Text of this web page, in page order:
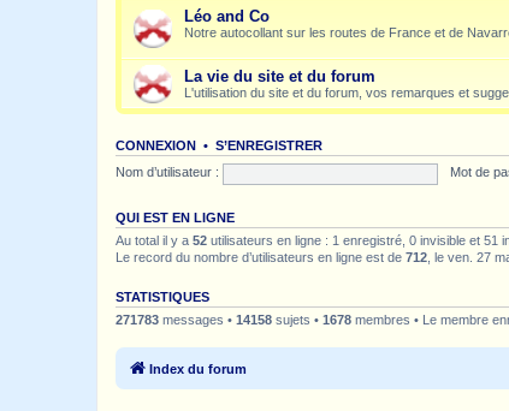
Léo and Co
Notre autocollant sur les routes de France et de
La vie du site et du forum
L'utilisation du site et du forum, vos remarques et
CONNEXION • S’ENREGISTRER
Nom d’utilisateur :
Mot de
QUI EST EN LIGNE
Au total il y a 52 utilisateurs en ligne : 1 enregistré, 0 invisible et 51
Le record du nombre d’utilisateurs en ligne est de 712 , le ven. 27
STATISTIQUES
271783 messages • 14158 sujets • 1678 membres • Le membre
Index du forum